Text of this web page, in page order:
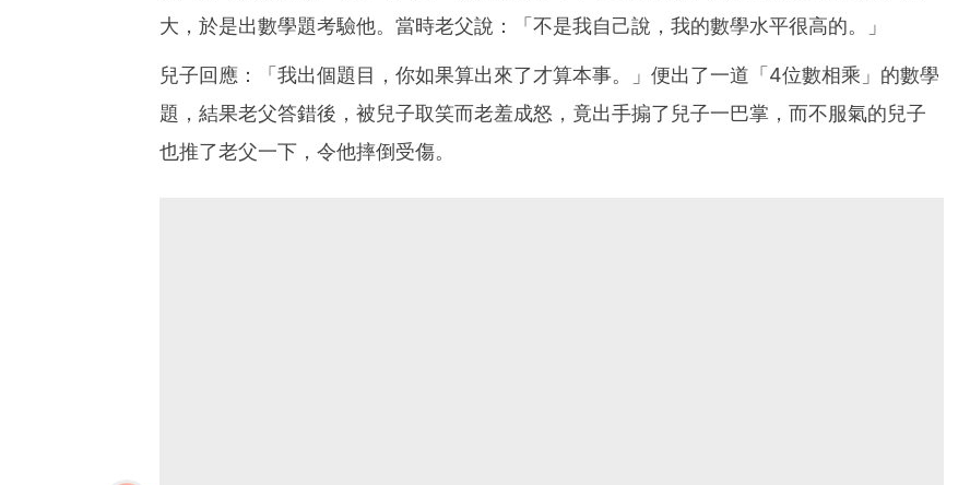
大，於是出數學題考驗他。當時老父說：「不是我自己說，我的數學水平很高的。」
兒子回應：「我出個題目，你如果算出來了才算本事。」便出了一道「4位數相乘」的數學
題，結果老父答錯後，被兒子取笑而老羞成怒，竟出手搧了兒子一巴掌，而不服氣的兒子
也推了老父一下，令他摔倒受傷。